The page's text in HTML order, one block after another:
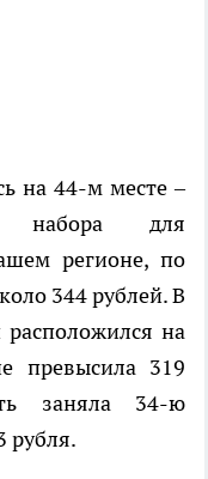
на 44-м месте –
набора для
регионе, по
344 рублей. В
расположился на
превысила 319
заняла 34-ю
рубля.